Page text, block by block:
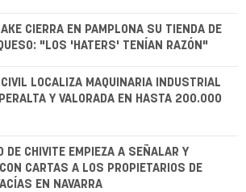
CIERRA EN PAMPLONA SU TIENDA DE
"LOS 'HATERS' TENÍAN RAZÓN"
CIVIL LOCALIZA MAQUINARIA INDUSTRIAL
Y VALORADA EN HASTA 200.000
DE CHIVITE EMPIEZA A SEÑALAR Y
CARTAS A LOS PROPIETARIOS DE
EN NAVARRA